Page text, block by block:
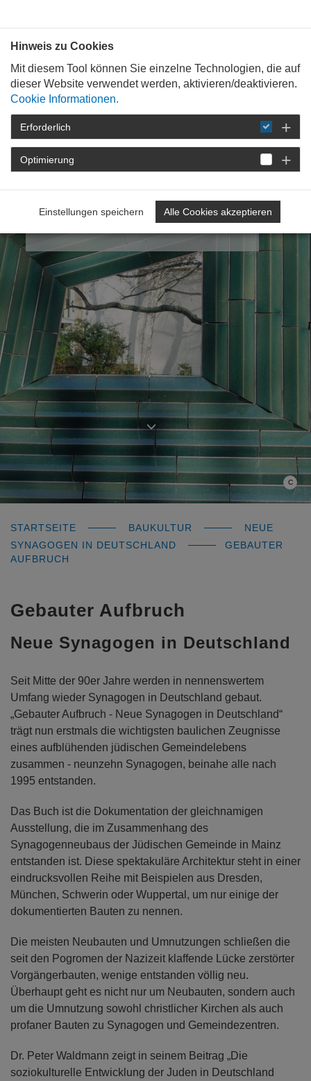
C
Gebauter Aufbruch
Synagogenarchitektur in
STARTSEITE BAUKULTUR
NEUE
SYNAGOGEN IN DEUTSCHLAND
GEBAUTER
AUFBRUCH
Gebauter Aufbruch
Neue Synagogen in Deutschland
Seit Mitte der 90er Jahre werden in nennenswertem
Umfang wieder Synagogen in Deutschland gebaut.
„Gebauter Aufbruch - Neue Synagogen in Deutschland“
trägt nun erstmals die wichtigsten baulichen Zeugnisse
eines aufblühenden jüdischen Gemeindelebens
zusammen - neunzehn Synagogen, beinahe alle nach
1995 entstanden.
Das Buch ist die Dokumentation der gleichnamigen
Ausstellung, die im Zusammenhang des
Synagogenneubaus der Jüdischen Gemeinde in Mainz
entstanden ist. Diese spektakuläre Architektur steht in einer
eindrucksvollen Reihe mit Beispielen aus Dresden,
München, Schwerin oder Wuppertal, um nur einige der
dokumentierten Bauten zu nennen.
Die meisten Neubauten und Umnutzungen schließen die
seit den Pogromen der Nazizeit klaffende Lücke zerstörter
Vorgängerbauten, wenige entstanden völlig neu.
Überhaupt geht es nicht nur um Neubauten, sondern auch
um die Umnutzung sowohl christlicher Kirchen als auch
profaner Bauten zu Synagogen und Gemeindezentren.
Dr. Peter Waldmann zeigt in seinem Beitrag „Die
soziokulturelle Entwicklung der Juden in Deutschland
Hinweis zu Cookies
Mit diesem Tool können Sie einzelne Technologien, die auf
dieser Website verwendet werden, aktivieren/deaktivieren.
Cookie Informationen.
Erforderlich
Optimierung
Einstellungen speichern Alle Cookies akzeptieren